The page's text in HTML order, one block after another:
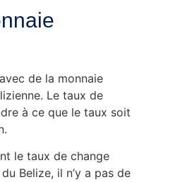
de la monnaie
Le taux de
à ce que le taux soit
le taux de change
Belize, il n’y a pas de